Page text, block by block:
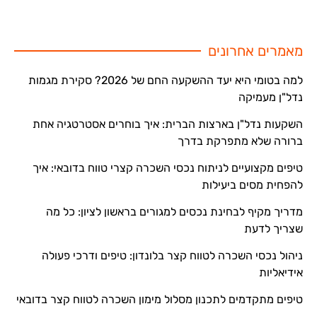
מאמרים אחרונים
למה בטומי היא יעד ההשקעה החם של 2026? סקירת מגמות
נדל"ן מעמיקה
השקעות נדל"ן בארצות הברית: איך בוחרים אסטרטגיה אחת
ברורה שלא מתפרקת בדרך
טיפים מקצועיים לניתוח נכסי השכרה קצרי טווח בדובאי: איך
להפחית מסים ביעילות
מדריך מקיף לבחינת נכסים למגורים בראשון לציון: כל מה
שצריך לדעת
ניהול נכסי השכרה לטווח קצר בלונדון: טיפים ודרכי פעולה
אידיאליות
טיפים מתקדמים לתכנון מסלול מימון השכרה לטווח קצר בדובאי